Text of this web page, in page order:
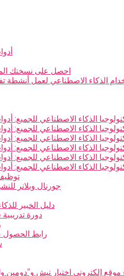
احصل على نسختك
الذكاء الاصطناعي لعمل أنشطة
الذكاء الاصطناعي للجميع:
الذكاء الاصطناعي للجميع:
الذكاء الاصطناعي للجميع:
الذكاء الاصطناعي للجميع:
الذكاء الاصطناعي للجميع:
الذكاء الاصطناعي للجميع:
جورنال وبلانر
دليل الخبير
دورة
رابط الحصول
إلكتروني اختيار نيش و”دومين